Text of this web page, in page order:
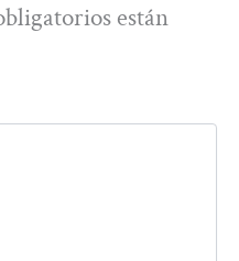
están